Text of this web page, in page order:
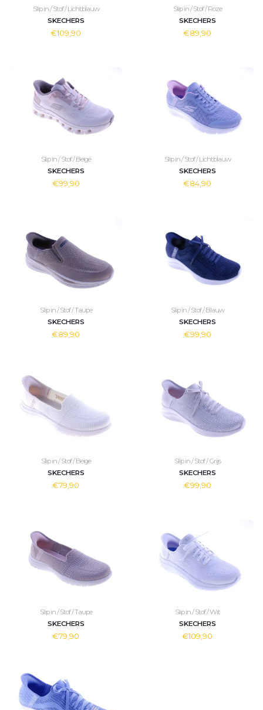
Slip in / Stof / Lichtblauw
SKECHERS
€109,90
Slip in / Stof / Roze
SKECHERS
€89,90
Slip in / Stof / Beige
SKECHERS
€99,90
Slip in / Stof / Lichtblauw
SKECHERS
€84,90
Slip in / Stof / Taupe
SKECHERS
€89,90
Slip in / Stof / Blauw
SKECHERS
€99,90
Slip in / Stof / Beige
SKECHERS
€79,90
Slip in / Stof / Grijs
SKECHERS
€99,90
Slip in / Stof / Taupe
SKECHERS
€79,90
Slip in / Stof / Wit
SKECHERS
€109,90